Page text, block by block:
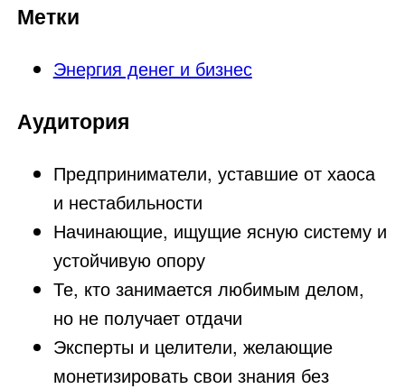
Метки
Энергия денег и бизнес
Аудитория
Предприниматели, уставшие от хаоса
и нестабильности
Начинающие, ищущие ясную систему и
устойчивую опору
Те, кто занимается любимым делом,
но не получает отдачи
Эксперты и целители, желающие
монетизировать свои знания без